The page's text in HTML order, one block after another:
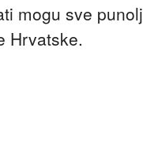
mogu sve
Hrvatske.